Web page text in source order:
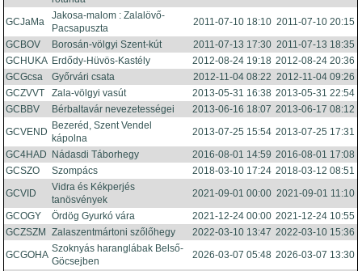
GCJaMa
Jakosa-malom : Zalalövő-
Pacsapuszta
2011-07-10 18:10 2011-07-10 20:15
GCBOV
Borosán-völgyi Szent-kút 2011-07-13 17:30 2011-07-13 18:35
GCHUKA Erdődy-Hüvös-Kastély 2012-08-24 19:18 2012-08-24 20:36
GCGcsa
Győrvári csata 2012-11-04 08:22 2012-11-04 09:26
GCZVVT
Zala-völgyi vasút 2013-05-31 16:38 2013-05-31 22:54
GCBBV
Bérbaltavár nevezetességei 2013-06-16 18:07 2013-06-17 08:12
GCVEND
Bezeréd, Szent Vendel
kápolna
2013-07-25 15:54 2013-07-25 17:31
GC4HAD
Nádasdi Táborhegy 2016-08-01 14:59 2016-08-01 17:08
GCSZO
Szompács 2018-03-10 17:24 2018-03-12 08:51
GCVID
Vidra és Kékperjés
tanösvények
2021-09-01 00:00 2021-09-01 11:10
GCOGY
Ördög Gyurkó vára 2021-12-24 00:00 2021-12-24 10:55
GCZSZM
Zalaszentmártoni szőlőhegy 2022-03-10 13:47 2022-03-10 15:36
GCGOHA
Szoknyás haranglábak Belső-
Göcsejben
2026-03-07 05:48 2026-03-07 13:30